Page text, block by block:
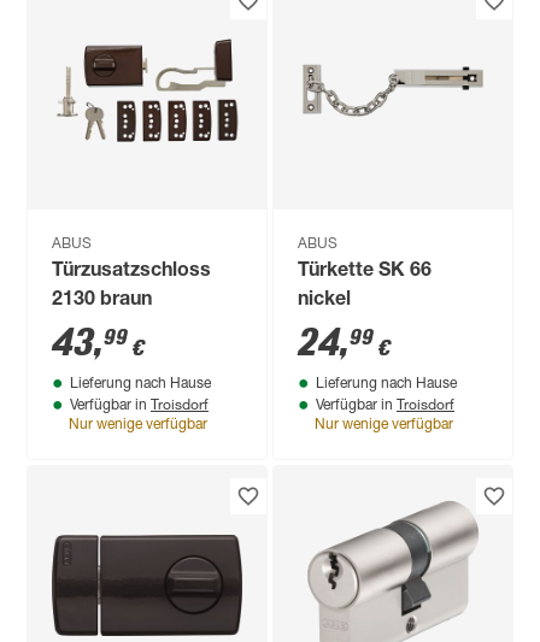
ABUS
Türzusatzschloss
2130 braun
43,99 €
Lieferung nach Hause
Verfügbar in Troisdorf
Nur wenige verfügbar
ABUS
Türkette SK 66
nickel
24,99 €
Lieferung nach Hause
Verfügbar in Troisdorf
Nur wenige verfügbar